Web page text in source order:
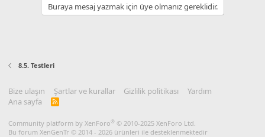
Buraya mesaj yazmak için üye olmanız gereklidir.
8.5. Testleri
Bize ulaşın Şartlar ve kurallar Gizlilik politikası
Yardım
Ana sayfa
R
Community platform by XenForo® © 2010-2025 XenForo Ltd.
Bu forum XenGenTr © 2014 - 2026 ürünleri ile desteklenmektedir